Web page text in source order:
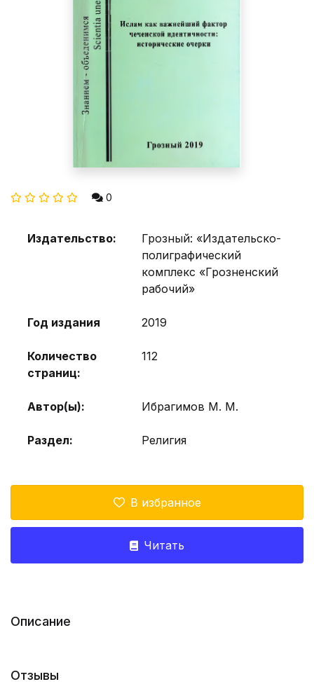
0
Издательство:
Грозный: «Издательско-
полиграфический
комплекс «Грозненский
рабочий»
Год издания 2019
Количество
страниц:
112
Автор(ы): Ибрагимов М. М.
Раздел: Религия
В избранное
Читать
Описание
Отзывы